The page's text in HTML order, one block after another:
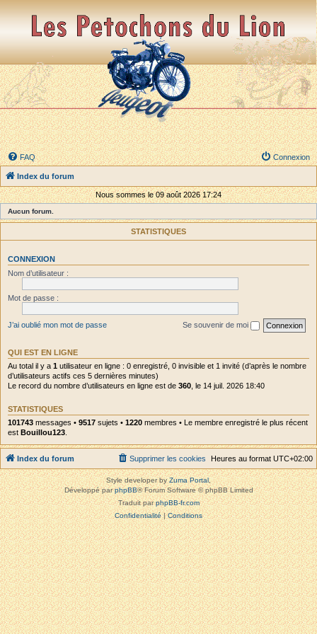
FAQ Connexion
Index du forum
Nous sommes le 09 août 2026 17:24
Aucun forum.
STATISTIQUES
CONNEXION
Nom d’utilisateur :
Mot de passe :
J’ai oublié mon mot de passe Se souvenir de moi
QUI EST EN LIGNE
Au total il y a 1 utilisateur en ligne : 0 enregistré, 0 invisible et 1 invité (d’après le nombre
d’utilisateurs actifs ces 5 dernières minutes)
Le record du nombre d’utilisateurs en ligne est de 360 , le 14 juil. 2026 18:40
STATISTIQUES
101743 messages • 9517 sujets • 1220 membres • Le membre enregistré le plus récent
est Bouillou123
Index du forum Heures au format UTC+02:00
Supprimer les cookies
Style developer byZuma Portal,
Développé parphpBB® Forum Software © phpBB Limited
Traduit parphpBB-fr.com
Confidentialité|Conditions